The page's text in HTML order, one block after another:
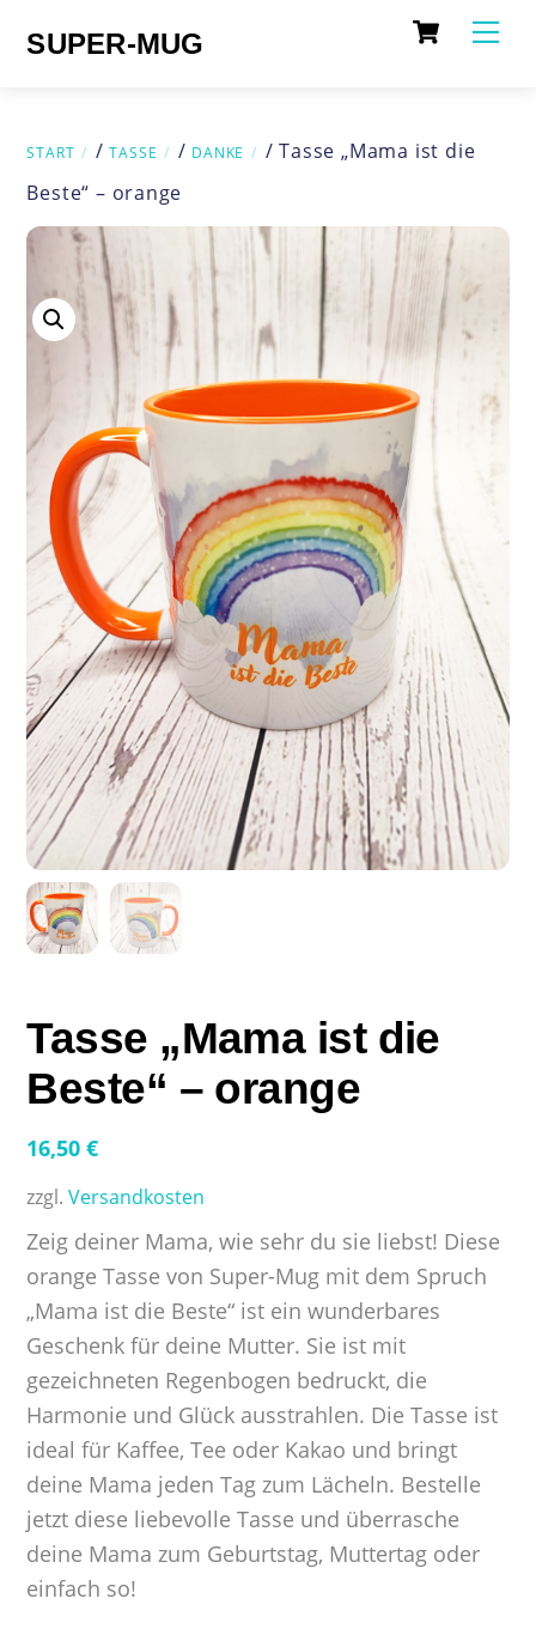
Cart
SUPER-MUG
START /TASSE / DANKE
/ Tasse „Mama ist die
Beste“ – orange
Tasse „Mama ist die
Beste“ – orange
16,50€
zzgl.Versandkosten
Zeig deiner Mama, wie sehr du sie liebst! Diese
orange Tasse von Super-Mug mit dem Spruch
„Mama ist die Beste“ ist ein wunderbares
Geschenk für deine Mutter. Sie ist mit
gezeichneten Regenbogen bedruckt, die
Harmonie und Glück ausstrahlen. Die Tasse ist
ideal für Kaffee, Tee oder Kakao und bringt
deine Mama jeden Tag zum Lächeln. Bestelle
jetzt diese liebevolle Tasse und überrasche
deine Mama zum Geburtstag, Muttertag oder
einfach so!